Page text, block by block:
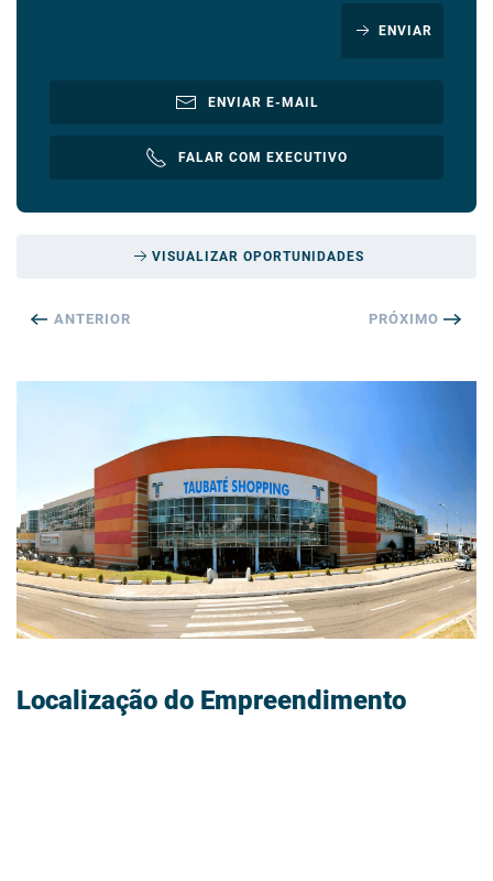
ENVIAR
ENVIAR E-MAIL
FALAR COM EXECUTIVO
VISUALIZAR OPORTUNIDADES
ANTERIOR PRÓXIMO
DETALHES
Localização do Empreendimento